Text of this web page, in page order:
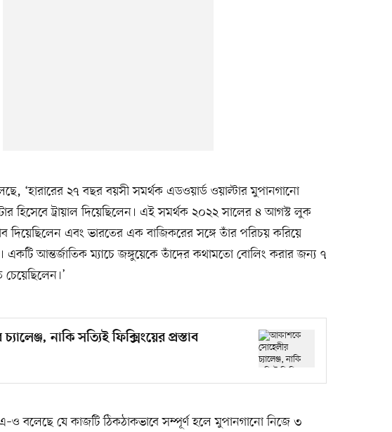
‘হারারের ২৭ বছর বয়সী সমর্থক এডওয়ার্ড ওয়াল্টার মুপানগানো
হিসেবে ট্রায়াল দিয়েছিলেন। এই সমর্থক ২০২২ সালের ৪ আগস্ট লুক
দিয়েছিলেন এবং ভারতের এক বাজিকরের সঙ্গে তাঁর পরিচয় করিয়ে
একটি আন্তর্জাতিক ম্যাচে জঙ্গুয়েকে তাঁদের কথামতো বোলিং করার জন্য ৭
চেয়েছিলেন।’
নাকি সত্যিই ফিক্সিংয়ের প্রস্তাব
বলেছে যে কাজটি ঠিকঠাকভাবে সম্পূর্ণ হলে মুপানগানো নিজে ৩